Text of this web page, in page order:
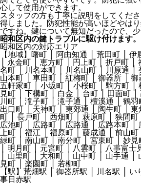
心して使用ができます。
スタッフの方も丁寧に説明をしてくだ
得しました。防犯性能が高いほどやは
ですね。鍵について無知だったので、
昭和区内の鍵トラブルに駆け付けます。
昭和区内の対応エリア
【地域】 曙町 │ 阿由知通 │ 荒田町 │ 伊
│ 永金町 │ 恵方町 │ 円上町 │ 折戸町 │
名町 │ 川名本町 │ 川名山町 │ 川原通 │
山本町 │ 車田町 │ 紅梅町 │ 御器所 │ 御
五軒家町 │ 小坂町 │ 小桜町 │ 駒方町 │
見町 │ 下構町 │ 白金 │ 台町 │ 田面町 │
川町 │ 滝子町 │ 滝子通 │ 檀溪通 │ 鶴羽
出口町 │ 天神町 │ 東郊通 │ 陶生町 │
町 │ 長戸町 │ 西畑町 │ 萩原町 │ 狭間町
広池町 │ 広路町 │ 広路通 │ 広路本町 │
上町 │ 福江 │ 福原町 │ 藤成通 │ 前山町
緑町 │ 南山町 │ 南分町 │ 宮東町 │ 妙
│ 明月町 │ 元宮町 │ 八雲町 │ 八事富士
│ 山里町 │ 大和町 │ 山中町 │ 山手通 │
見町 │ 楽園町 │ 若柳町
【駅】 荒畑駅 │ 御器所駅 │ 川名駅 │ い
事日赤駅